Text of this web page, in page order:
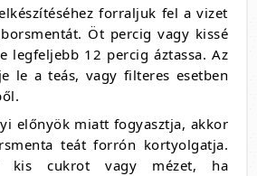
forraljuk fel a vizet
Öt percig vagy kissé
legfeljebb 12 percig áztassa. Az
le a teás, vagy filteres esetben
előnyök miatt fogyasztja, akkor
teát forrón kortyolgatja.
kis cukrot vagy mézet, ha